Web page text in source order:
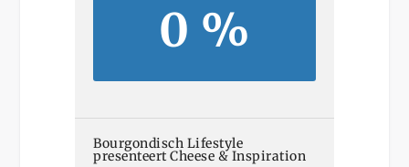
0 %
Bourgondisch Lifestyle
presenteert Cheese & Inspiration